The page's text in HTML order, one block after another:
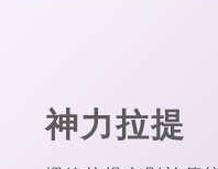
神力拉提